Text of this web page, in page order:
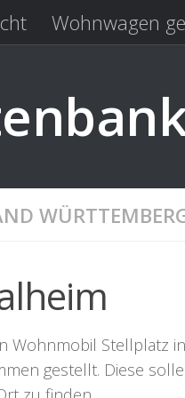
Wohnwagen
Stellplatz
gestellt. Diese